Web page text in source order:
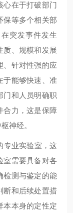
心在于打破部门
保等多个相关部
突发事件发生
质、规模和发展
、针对性强的应
于能够快速、准
门和人员明确职
合力，这是保障
神经。
专业实验室，这
室需要具备对各
检测与鉴定的能
断和后续处置措
本本身的定性定